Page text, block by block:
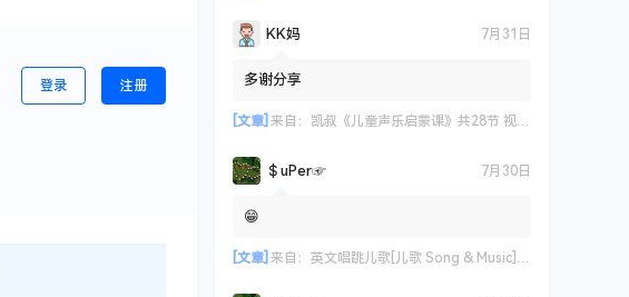
登录 注册
KK妈 7月31日
多谢分享
[文章] 来自： 凯叔《儿童声乐启蒙课》共28节 视频课程
＄uΡer☞ 7月30日
😁
[文章] 来自： 英文唱跳儿歌[儿歌 Song & Music] 艾米咕噜